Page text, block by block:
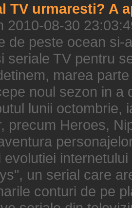
TV urmaresti? A
2010-08-30
de peste ocean si-
seriale TV pentru
marea
noul sezon in a
lunii octombrie,
precum Heroes,
evolutiei
un serial care
conturi de pe